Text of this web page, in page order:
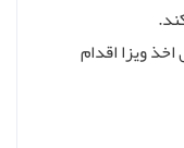
اخذ ویزا اقدام